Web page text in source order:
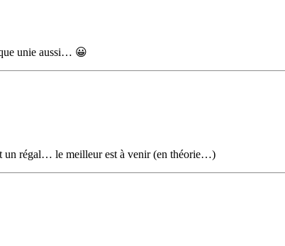
unie aussi… 😀
un régal… le meilleur est à venir (en théorie…)